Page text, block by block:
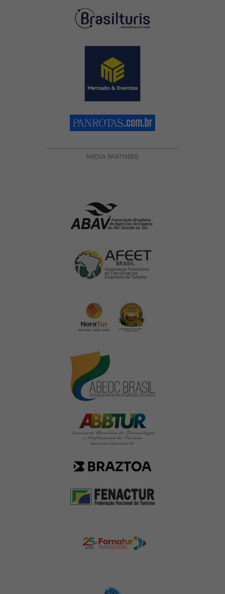
MEDIA PARTNERS